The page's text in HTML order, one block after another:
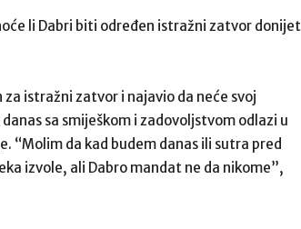
li Dabri biti određen istražni zatvor donijet
istražni zatvor i najavio da neće svoj
sa smiješkom i zadovoljstvom odlazi u
“Molim da kad budem danas ili sutra pred
izvole, ali Dabro mandat ne da nikome”,